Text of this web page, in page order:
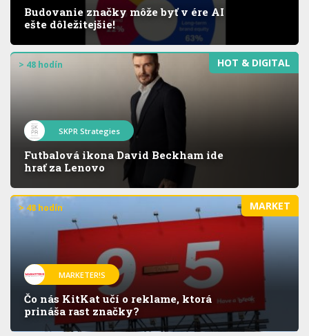
Budovanie značky môže byť v ére AI
ešte dôležitejšie!
HOT & DIGITAL
> 48 hodín
SKPR Strategies
Futbalová ikona David Beckham ide
hrať za Lenovo
MARKET
> 48 hodín
MARKETER!S
Čo nás KitKat učí o reklame, ktorá
prináša rast značky?